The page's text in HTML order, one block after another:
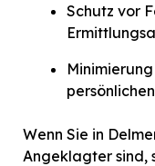
Schutz vor
Wenn Sie in
Angeklagter sind,